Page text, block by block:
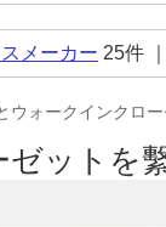
メーカー 25件
ウォークインクロ
ットを